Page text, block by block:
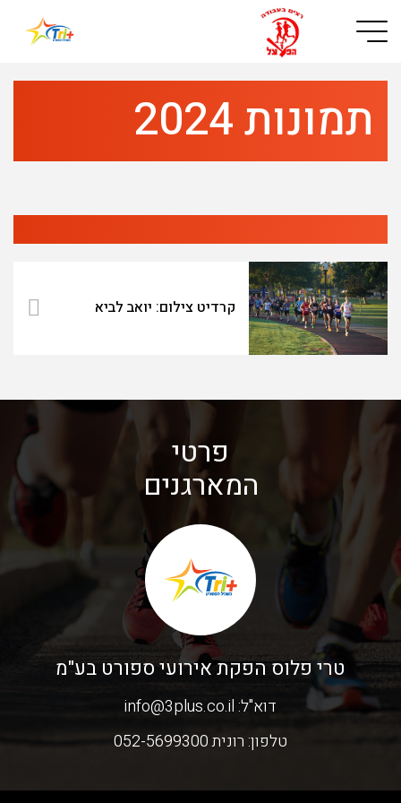
Button used only for devices with a small screen
תמונות 2024
קרדיט צילום: יואב לביא
פרטי
המארגנים
טרי פלוס הפקת אירועי ספורט בע"מ
דוא"ל:info@3plus.co.il
טלפון:רונית 052-5699300